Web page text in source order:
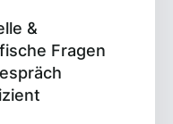
&
Fragen